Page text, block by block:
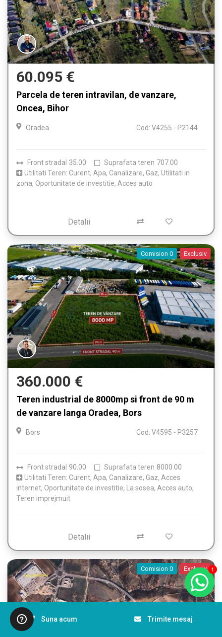
1
60.095 €
Parcela de teren intravilan, de vanzare,
Oncea, Bihor
Oradea Cod: V4255 - P2144
Front stradal 35.00 Suprafata teren 707.00
Utilitati Teren: Curent, Apa, Canalizare, Gaz, Utilitati in
zona, Oportunitate de investitie, Acces auto
Detalii
Comision 0 Exclusiv
360.000 €
Teren industrial de 8000mp si front de 90 m
de vanzare langa Oradea, Bors
Bors Cod: V4595 - P3257
Front stradal 90.00 Suprafata teren 8000.00
Utilitati Teren: Curent, Apa, Canalizare, Gaz, Acces
internet, Oportunitate de investitie, La sosea, Acces auto,
Teren imprejmuit
Detalii
Comision 0 Exclusiv
Suna acum Trimite mesaj